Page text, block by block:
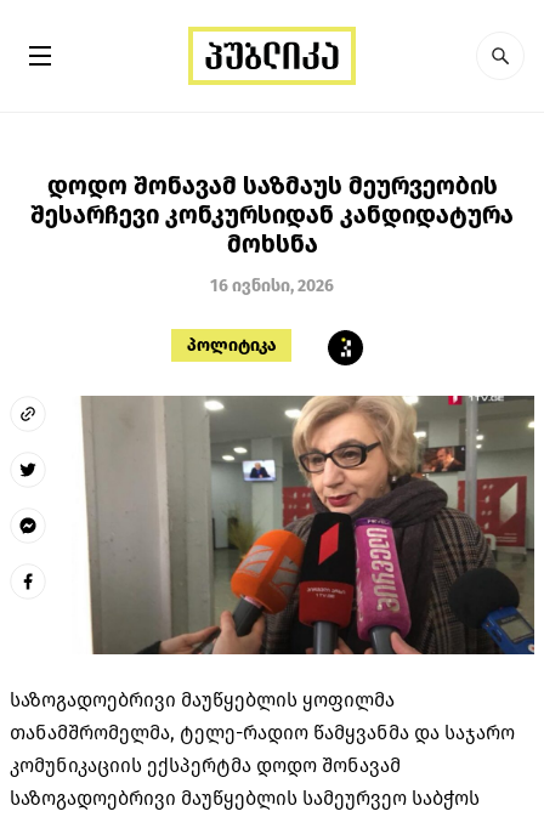
დოდო შონავამ საზმაუს მეურვეობის
შესარჩევი კონკურსიდან კანდიდატურა
მოხსნა
16 ივნისი, 2026
პოლიტიკა
საზოგადოებრივი მაუწყებლის ყოფილმა
თანამშრომელმა, ტელე-რადიო წამყვანმა და საჯარო
კომუნიკაციის ექსპერტმა დოდო შონავამ
საზოგადოებრივი მაუწყებლის სამეურვეო საბჭოს